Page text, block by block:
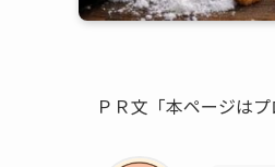
ＰＲ文「本ページは